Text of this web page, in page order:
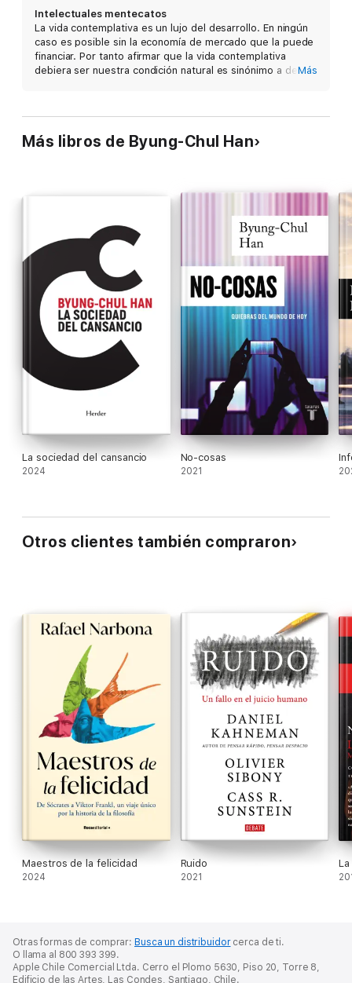
Intelectuales mentecatos
La vida contemplativa es un lujo del desarrollo. En ningún
caso es posible sin la economía de mercado que la puede
financiar. Por tanto afirmar que la vida contemplativa
debiera ser nuestra condición natural es sinónimo a decir
Más
Más libros de Byung-Chul Han
La sociedad del cansancio
2024
No-cosas
2021
Otros clientes también compraron
Maestros de la felicidad
2024
Ruido
2021
Otras formas de comprar: Busca un distribuidorcerca de ti.
O llama al 800 393 399.
Apple Chile Comercial Ltda. Cerro el Plomo 5630, Piso 20, Torre 8,
Edificio de las Artes, Las Condes, Santiago, Chile.